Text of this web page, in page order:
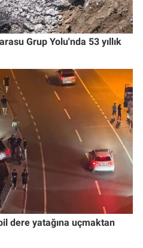
Grup Yolu'nda 53 yıllık
dere yatağına uçmaktan